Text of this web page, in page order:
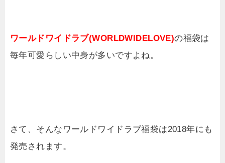
ワールドワイドラブ(WORLDWIDELOVE)の福袋は
毎年可愛らしい中身が多いですよね。
さて、そんなワールドワイドラブ福袋は2018年にも
発売されます。